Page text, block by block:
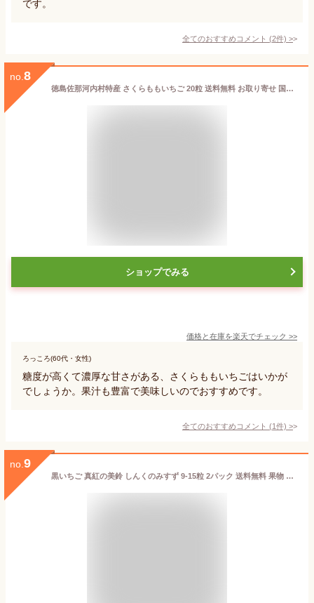
です。
全てのおすすめコメント (2件) >
no. 8
徳島佐那河内村特産 さくらももいちご 20粒 送料無料 お取り寄せ 国産 フルーツ 果物 くだもの 苺 いちご イチゴ 大きい 甘い 高糖度 ギフト 贈答 旬 産地直送
ショップでみる
価格と在庫を楽天でチェック >>
ろっころ(60代・女性)
糖度が高くて濃厚な甘さがある、さくらももいちごはいかが
でしょうか。果汁も豊富で美味しいのでおすすめです。
全てのおすすめコメント (1件) >
no. 9
黒いちご 真紅の美鈴 しんくのみすず 9-15粒 2パック 送料無料 果物 苺 イチゴ 苺 新種 希少 濃厚 豊かな香り ふさの香 麗紅 産地直送 贈答 ギフト お取り寄せ